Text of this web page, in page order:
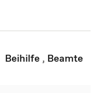
Beihilfe , Beamte